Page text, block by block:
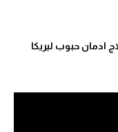
حبوب ليريكا